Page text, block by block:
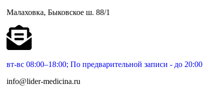
Малаховка, Быковское ш. 88/1
вт-вс 08:00–18:00; По предварительной записи - до 20:00
info@lider-medicina.ru